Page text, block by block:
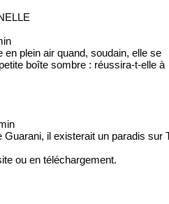
en plein air quand, soudain, elle se
boîte sombre : réussira-t-elle à
Guarani, il existerait un paradis
ou en téléchargement.